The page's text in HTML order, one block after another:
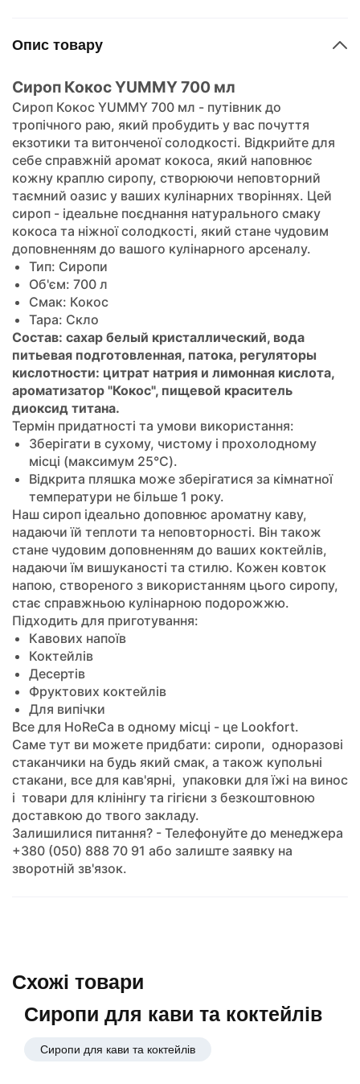
Опис товару
Сироп Кокос YUMMY 700 мл
Сироп Кокос YUMMY 700 мл - путівник до
тропічного раю, який пробудить у вас почуття
екзотики та витонченої солодкості. Відкрийте для
себе справжній аромат кокоса, який наповнює
кожну краплю сиропу, створюючи неповторний
таємний оазис у ваших кулінарних творіннях. Цей
сироп - ідеальне поєднання натурального смаку
кокоса та ніжної солодкості, який стане чудовим
доповненням до вашого кулінарного арсеналу.
Тип: Сиропи
Об'єм: 700 л
Смак: Кокос
Тара: Скло
Состав: сахар белый кристаллический, вода
питьевая подготовленная, патока, регуляторы
кислотности: цитрат натрия и лимонная кислота,
ароматизатор "Кокос", пищевой краситель
диоксид титана.
Термін придатності та умови використання:
Зберігати в сухому, чистому і прохолодному
місці (максимум 25°C).
Відкрита пляшка може зберігатися за кімнатної
температури не більше 1 року.
Наш сироп ідеально доповнює ароматну каву,
надаючи їй теплоти та неповторності. Він також
стане чудовим доповненням до ваших коктейлів,
надаючи їм вишуканості та стилю. Кожен ковток
напою, створеного з використанням цього сиропу,
стає справжньою кулінарною подорожжю.
Підходить для приготування:
Кавових напоїв
Коктейлів
Десертів
Фруктових коктейлів
Для випічки
Все для HoReCa в одному місці - це Lookfort.
Саме тут ви можете придбати: сиропи, одноразові
стаканчики на будь який смак, а також купольні
стакани, все для кав'ярні, упаковки для їжі на винос
і товари для клінінгу та гігієни з безкоштовною
доставкою до твого закладу.
Залишилися питання? - Телефонуйте до менеджера
+380 (050) 888 70 91 або залиште заявку на
зворотній зв'язок.
Схожі товари
Сиропи для кави та коктейлів
Сиропи для кави та коктейлів